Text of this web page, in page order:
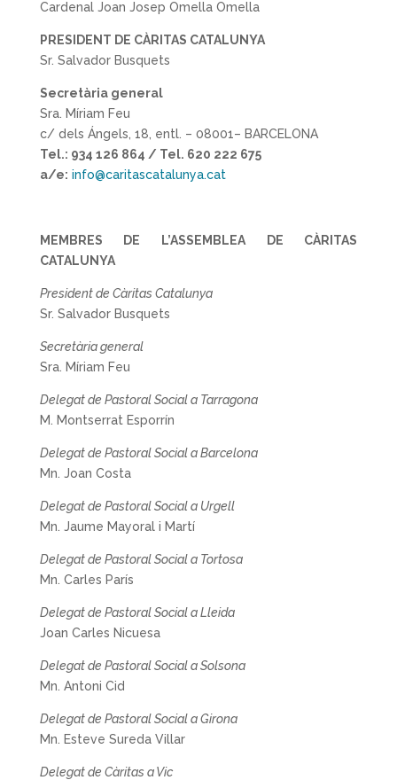
Cardenal Joan Josep Omella Omella
PRESIDENT DE CÀRITAS CATALUNYA
Sr. Salvador Busquets
Secretària general
Sra. Míriam Feu
c/ dels Ángels, 18, entl. – 08001– BARCELONA
Tel.: 934 126 864 / Tel. 620 222 675
a/e: info@caritascatalunya.cat
MEMBRES DE L’ASSEMBLEA DE CÀRITAS
CATALUNYA
President de Càritas Catalunya
Sr. Salvador Busquets
Secretària general
Sra. Míriam Feu
Delegat de Pastoral Social a Tarragona
M. Montserrat Esporrín
Delegat de Pastoral Social a Barcelona
Mn. Joan Costa
Delegat de Pastoral Social a Urgell
Mn. Jaume Mayoral i Martí
Delegat de Pastoral Social a Tortosa
Mn. Carles París
Delegat de Pastoral Social a Lleida
Joan Carles Nicuesa
Delegat de Pastoral Social a Solsona
Mn. Antoni Cid
Delegat de Pastoral Social a Girona
Mn. Esteve Sureda Villar
Delegat de Càritas a Vic